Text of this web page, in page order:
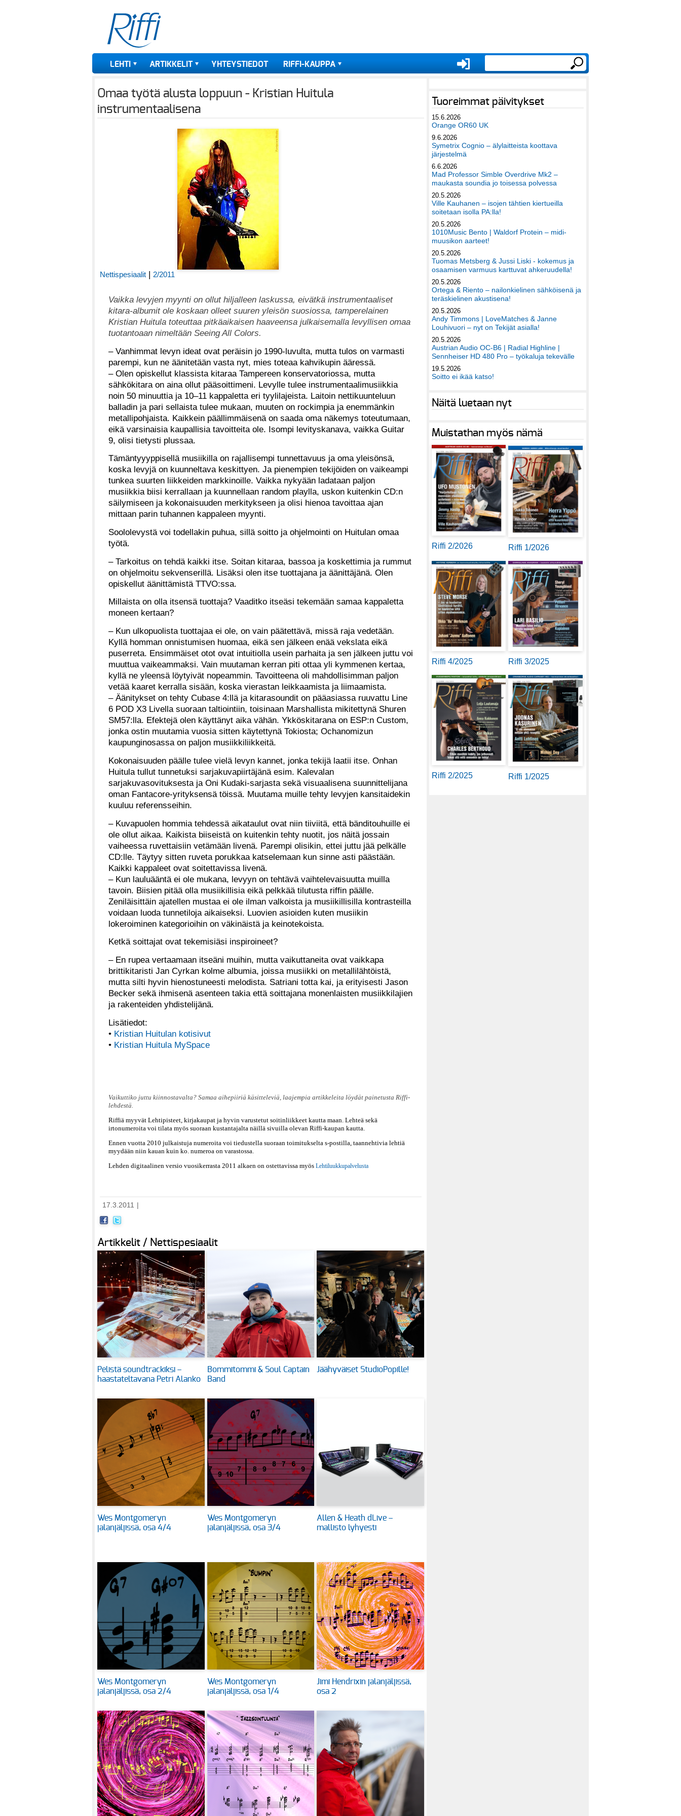
LEHTI ARTIKKELIT YHTEYSTIEDOT RIFFI-KAUPPA
Omaa työtä alusta loppuun - Kristian Huitula
instrumentaalisena
Nettispesiaalit | 2/2011
Vaikka levyjen myynti on ollut hiljalleen laskussa, eivätkä instrumentaaliset
kitara-albumit ole koskaan olleet suuren yleisön suosiossa, tamperelainen
Kristian Huitula toteuttaa pitkäaikaisen haaveensa julkaisemalla levyllisen omaa
tuotantoaan nimeltään Seeing All Colors.
– Vanhimmat levyn ideat ovat peräisin jo 1990-luvulta, mutta tulos on varmasti
parempi, kun ne äänitetään vasta nyt, mies toteaa kahvikupin ääressä.
– Olen opiskellut klassista kitaraa Tampereen konservatoriossa, mutta
sähkökitara on aina ollut pääsoittimeni. Levylle tulee instrumentaalimusiikkia
noin 50 minuuttia ja 10–11 kappaletta eri tyylilajeista. Laitoin nettikuunteluun
balladin ja pari sellaista tulee mukaan, muuten on rockimpia ja enemmänkin
metallipohjaista. Kaikkein päällimmäisenä on saada oma näkemys toteutumaan,
eikä varsinaisia kaupallisia tavoitteita ole. Isompi levityskanava, vaikka Guitar
9, olisi tietysti plussaa.
Tämäntyyyppisellä musiikilla on rajallisempi tunnettavuus ja oma yleisönsä,
koska levyjä on kuunneltava keskittyen. Ja pienempien tekijöiden on vaikeampi
tunkea suurten liikkeiden markkinoille. Vaikka nykyään ladataan paljon
musiikkia biisi kerrallaan ja kuunnellaan random playlla, uskon kuitenkin CD:n
säilymiseen ja kokonaisuuden merkitykseen ja olisi hienoa tavoittaa ajan
mittaan parin tuhannen kappaleen myynti.
Soololevystä voi todellakin puhua, sillä soitto ja ohjelmointi on Huitulan omaa
työtä.
– Tarkoitus on tehdä kaikki itse. Soitan kitaraa, bassoa ja koskettimia ja rummut
on ohjelmoitu sekvenserillä. Lisäksi olen itse tuottajana ja äänittäjänä. Olen
opiskellut äänittämistä TTVO:ssa.
Millaista on olla itsensä tuottaja? Vaaditko itseäsi tekemään samaa kappaletta
moneen kertaan?
– Kun ulkopuolista tuottajaa ei ole, on vain päätettävä, missä raja vedetään.
Kyllä homman onnistumisen huomaa, eikä sen jälkeen enää vekslata eikä
puserreta. Ensimmäiset otot ovat intuitiolla usein parhaita ja sen jälkeen juttu voi
muuttua vaikeammaksi. Vain muutaman kerran piti ottaa yli kymmenen kertaa,
kyllä ne yleensä löytyivät nopeammin. Tavoitteena oli mahdollisimman paljon
vetää kaaret kerralla sisään, koska vierastan leikkaamista ja liimaamista.
– Äänitykset on tehty Cubase 4:llä ja kitarasoundit on pääasiassa ruuvattu Line
6 POD X3 Livella suoraan taltiointiin, toisinaan Marshallista mikitettynä Shuren
SM57:lla. Efektejä olen käyttänyt aika vähän. Ykköskitarana on ESP:n Custom,
jonka ostin muutamia vuosia sitten käytettynä Tokiosta; Ochanomizun
kaupunginosassa on paljon musiikkiliikkeitä.
Kokonaisuuden päälle tulee vielä levyn kannet, jonka tekijä laatii itse. Onhan
Huitula tullut tunnetuksi sarjakuvapiirtäjänä esim. Kalevalan
sarjakuvasovituksesta ja Oni Kudaki-sarjasta sekä visuaalisena suunnittelijana
oman Fantacore-yrityksensä töissä. Muutama muille tehty levyjen kansitaidekin
kuuluu referensseihin.
– Kuvapuolen hommia tehdessä aikataulut ovat niin tiiviitä, että bänditouhuille ei
ole ollut aikaa. Kaikista biiseistä on kuitenkin tehty nuotit, jos näitä jossain
vaiheessa ruvettaisiin vetämään livenä. Parempi olisikin, ettei juttu jää pelkälle
CD:lle. Täytyy sitten ruveta porukkaa katselemaan kun sinne asti päästään.
Kaikki kappaleet ovat soitettavissa livenä.
– Kun lauluääntä ei ole mukana, levyyn on tehtävä vaihtelevaisuutta muilla
tavoin. Biisien pitää olla musiikillisia eikä pelkkää tilutusta riffin päälle.
Zeniläisittäin ajatellen mustaa ei ole ilman valkoista ja musiikillisilla kontrasteilla
voidaan luoda tunnetiloja aikaiseksi. Luovien asioiden kuten musiikin
lokeroiminen kategorioihin on väkinäistä ja keinotekoista.
Ketkä soittajat ovat tekemisiäsi inspiroineet?
– En rupea vertaamaan itseäni muihin, mutta vaikuttaneita ovat vaikkapa
brittikitaristi Jan Cyrkan kolme albumia, joissa musiikki on metallilähtöistä,
mutta silti hyvin hienostuneesti melodista. Satriani totta kai, ja erityisesti Jason
Becker sekä ihmisenä asenteen takia että soittajana monenlaisten musiikkilajien
ja rakenteiden yhdistelijänä.
Lisätiedot:
• Kristian Huitulan kotisivut
• Kristian Huitula MySpace
Vaikuttiko juttu kiinnostavalta? Samaa aihepiiriä käsitteleviä, laajempia artikkeleita löydät painetusta Riffi-
lehdestä.
Riffiä myyvät Lehtipisteet, kirjakaupat ja hyvin varustetut soitinliikkeet kautta maan. Lehteä sekä
irtonumeroita voi tilata myös suoraan kustantajalta näillä sivuilla olevan Riffi-kaupan kautta.
Ennen vuotta 2010 julkaistuja numeroita voi tiedustella suoraan toimitukselta s-postilla, taannehtivia lehtiä
myydään niin kauan kuin ko. numeroa on varastossa.
Lehden digitaalinen versio vuosikerrasta 2011 alkaen on ostettavissa myös Lehtiluukkupalvelusta
17.3.2011 |
Artikkelit / Nettispesiaalit
Pelistä soundtrackiksi –
haastateltavana Petri Alanko
Bommitommi & Soul Captain
Band
Jäähyväiset StudioPopille!
Wes Montgomeryn
jalanjäljissä, osa 4/4
Wes Montgomeryn
jalanjäljissä, osa 3/4
Allen & Heath dLive –
mallisto lyhyesti
Wes Montgomeryn
jalanjäljissä, osa 2/4
Wes Montgomeryn
jalanjäljissä, osa 1/4
Jimi Hendrixin jalanjäljissä,
osa 2
Tuoreimmat päivitykset
15.6.2026
Orange OR60 UK
9.6.2026
Symetrix Cognio – älylaitteista koottava
järjestelmä
6.6.2026
Mad Professor Simble Overdrive Mk2 –
maukasta soundia jo toisessa polvessa
20.5.2026
Ville Kauhanen – isojen tähtien kiertueilla
soitetaan isolla PA:lla!
20.5.2026
1010Music Bento | Waldorf Protein – midi-
muusikon aarteet!
20.5.2026
Tuomas Metsberg & Jussi Liski - kokemus ja
osaamisen varmuus karttuvat ahkeruudella!
20.5.2026
Ortega & Riento – nailonkielinen sähköisenä ja
teräskielinen akustisena!
20.5.2026
Andy Timmons | LoveMatches & Janne
Louhivuori – nyt on Tekijät asialla!
20.5.2026
Austrian Audio OC-B6 | Radial Highline |
Sennheiser HD 480 Pro – työkaluja tekevälle
19.5.2026
Soitto ei ikää katso!
Näitä luetaan nyt
Muistathan myös nämä
Riffi 2/2026 Riffi 1/2026
Riffi 4/2025 Riffi 3/2025
Riffi 2/2025 Riffi 1/2025